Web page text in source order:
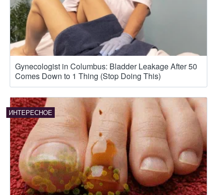
Gynecologist in Columbus: Bladder Leakage After 50
Comes Down to 1 Thing (Stop Doing This)